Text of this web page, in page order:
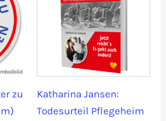
zu
Katharina Jansen:
Todesurteil Pflegeheim